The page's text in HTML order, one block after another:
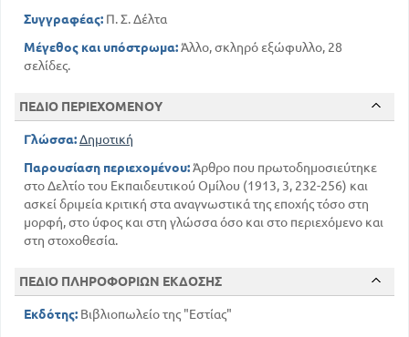
Συγγραφέας: Π. Σ. Δέλτα
Μέγεθος και υπόστρωμα:Άλλο, σκληρό εξώφυλλο, 28
σελίδες.
ΠΕΔΙΟ ΠΕΡΙΕΧΟΜΕΝΟΥ
Γλώσσα:Δημοτική
Παρουσίαση περιεχομένου:Άρθρο που πρωτοδημοσιεύτηκε
στο Δελτίο του Εκπαιδευτικού Ομίλου (1913, 3, 232-256) και
ασκεί δριμεία κριτική στα αναγνωστικά της εποχής τόσο στη
μορφή, στο ύφος και στη γλώσσα όσο και στο περιεχόμενο και
στη στοχοθεσία.
ΠΕΔΙΟ ΠΛΗΡΟΦΟΡΙΩΝ ΕΚΔΟΣΗΣ
Εκδότης: Βιβλιοπωλείο της "Εστίας"